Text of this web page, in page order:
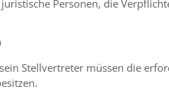
Personen, die
Stellvertreter müssen die